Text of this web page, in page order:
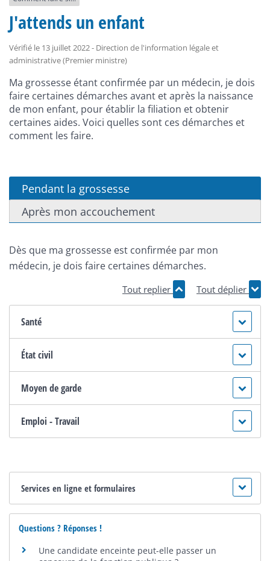
J'attends un enfant
Vérifié le 13 juillet 2022 - Direction de l'information légale et
administrative (Premier ministre)
Ma grossesse étant confirmée par un médecin, je dois
faire certaines démarches avant et après la naissance
de mon enfant, pour établir la filiation et obtenir
certaines aides. Voici quelles sont ces démarches et
comment les faire.
Pendant la grossesse
Après mon accouchement
Dès que ma grossesse est confirmée par mon
médecin, je dois faire certaines démarches.
Tout replier Tout déplier
Santé
État civil
Moyen de garde
Emploi - Travail
Services en ligne et formulaires
Questions ? Réponses !
Une candidate enceinte peut-elle passer un